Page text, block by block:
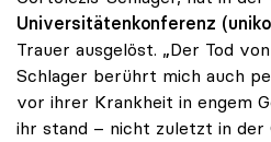
Universitätenkonferenz
Trauer ausgelöst. „Der Tod
Schlager berührt mich auch
vor ihrer Krankheit in engem
ihr stand – nicht zuletzt in der